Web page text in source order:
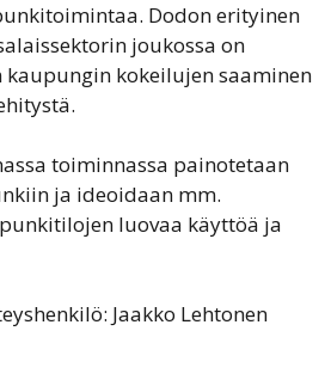
Dodon erityinen
joukossa on
kaupungin kokeilujen saaminen
toiminnassa painotetaan
ja ideoidaan mm.
luovaa käyttöä ja
Jaakko Lehtonen